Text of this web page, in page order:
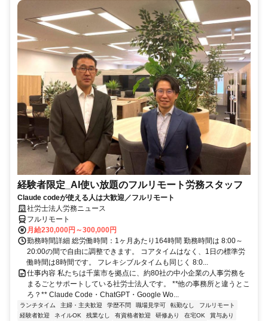
経験者限定_AI使い放題のフルリモート労務スタッフ
Claude codeが使える人は大歓迎／フルリモート
社労士法人労務ニュース
フルリモート
月給230,000円～300,000円
勤務時間詳細 総労働時間：1ヶ月あたり164時間 勤務時間は 8:00～
20:00の間で自由に調整できます。 コアタイムはなく、1日の標準労
働時間は8時間です。 フレキシブルタイムも同じく 8:0...
仕事内容 私たちは千葉市を拠点に、約80社の中小企業の人事労務を
まるごとサポートしている社労士法人です。 **他の事務所と違うとこ
ろ？** Claude Code・ChatGPT・Google Wo...
ランチタイム 主婦・主夫歓迎 学歴不問 職場見学可 転勤なし
フルリモート
経験者歓迎
ネイルOK 残業なし 有資格者歓迎 研修あり 在宅OK
賞与あり